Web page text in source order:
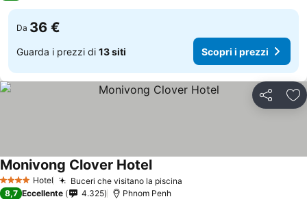
Da 36 €
Guarda i prezzi di 13 siti Scopri i prezzi
Condividi
4 Stelle Hotel Buceri che visitano la piscina
Monivong Clover HotelScopri i prezzi
8,7 Eccellente 4.325 Phnom Penh